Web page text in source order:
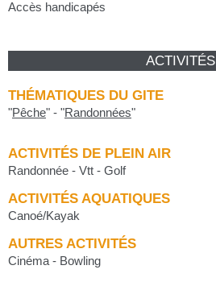
Accès handicapés
ACTIVITÉS
THÉMATIQUES DU GITE
"Pêche" - "Randonnées"
ACTIVITÉS DE PLEIN AIR
Randonnée - Vtt - Golf
ACTIVITÉS AQUATIQUES
Canoé/Kayak
AUTRES ACTIVITÉS
Cinéma - Bowling